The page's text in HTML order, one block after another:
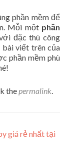
phần mềm để
Mỗi một phần
đặc thù công
bài viết trên của
phần mềm phù
thepermalink.
giá rẻ nhất tại